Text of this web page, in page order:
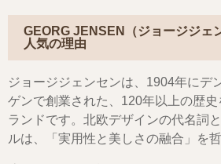
GEORG JENSEN（ジョージジェ
人気の理由
ジョージジェンセンは、1904年にデ
ゲンで創業された、120年以上の歴
ランドです。北欧デザインの代名詞
ルは、「実用性と美しさの融合」を